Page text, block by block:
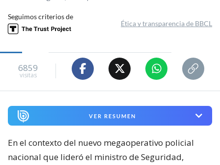
Seguimos criterios de
Ética y transparencia de BBCL
6859
visitas
VER RESUMEN
En el contexto del nuevo megaoperativo policial
nacional que lideró el ministro de Seguridad,